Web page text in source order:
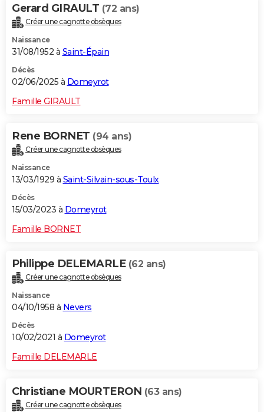
Alimentation
Guide de la santé
Maladies
Médicaments
Sommeil
VOYAGE
Destinations
City break
Voyage nature
Voyage de noces
Forum
Climat
+PHOTO
GUIDES D'ACHAT
Carte de Noël
Carte Bonne année
Carte Saint-Valentin
Carte Pâques
Carte d'anniversaire
DICTIONNAIRE
Dictionnaire
Biographies
Citations
Expressions
Proverbes
PROGRAMME TV
S'inscrire
Se connecter
Lycées
Collèges
Primaires
Universités
Entreprises
Service militaire
Avis de recherche
AVIS DE DÉCÈS
FORUM
Bricolage
Lifestyle
Culture
Sport
Auto
Television
Voyage
Cinema
Gerard GIRAULT (72 ans)
Créer une cagnotte obsèques
Naissance
31/08/1952 à Saint-Épain
Décès
02/06/2025 à Domeyrot
Famille GIRAULT
Rene BORNET (94 ans)
Créer une cagnotte obsèques
Naissance
13/03/1929 à Saint-Silvain-sous-Toulx
Décès
15/03/2023 à Domeyrot
Famille BORNET
Philippe DELEMARLE (62 ans)
Créer une cagnotte obsèques
Naissance
04/10/1958 à Nevers
Décès
10/02/2021 à Domeyrot
Famille DELEMARLE
Christiane MOURTERON (63 ans)
Créer une cagnotte obsèques